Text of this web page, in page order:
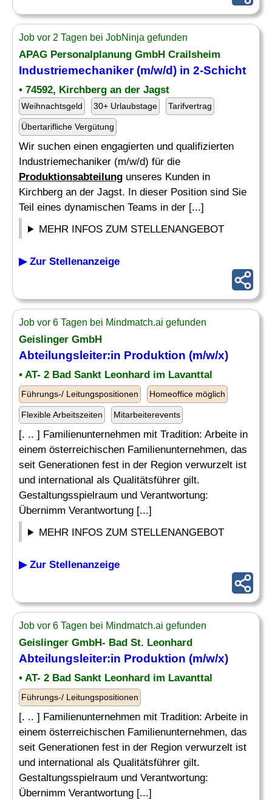
Job vor 2 Tagen bei JobNinja gefunden
APAG Personalplanung GmbH Crailsheim
Industriemechaniker (m/w/d) in 2-Schicht
• 74592, Kirchberg an der Jagst
Weihnachtsgeld 30+ Urlaubstage Tarifvertrag
Übertarifliche Vergütung
Wir suchen einen engagierten und qualifizierten
Industriemechaniker (m/w/d) für die
Produktionsabteilung unseres Kunden in
Kirchberg an der Jagst. In dieser Position sind Sie
Teil eines dynamischen Teams in der [...]
MEHR INFOS ZUM STELLENANGEBOT
▶ Zur Stellenanzeige
Job vor 6 Tagen bei Mindmatch.ai gefunden
Geislinger GmbH
Abteilungsleiter:in Produktion (m/w/x)
• AT- 2 Bad Sankt Leonhard im Lavanttal
Führungs-/ Leitungspositionen Homeoffice möglich
Flexible Arbeitszeiten Mitarbeiterevents
[. .. ] Familienunternehmen mit Tradition: Arbeite in
einem österreichischen Familienunternehmen, das
seit Generationen fest in der Region verwurzelt ist
und international als Qualitätsführer gilt.
Gestaltungsspielraum und Verantwortung:
Übernimm Verantwortung [...]
MEHR INFOS ZUM STELLENANGEBOT
▶ Zur Stellenanzeige
Job vor 6 Tagen bei Mindmatch.ai gefunden
Geislinger GmbH- Bad St. Leonhard
Abteilungsleiter:in Produktion (m/w/x)
• AT- 2 Bad Sankt Leonhard im Lavanttal
Führungs-/ Leitungspositionen
[. .. ] Familienunternehmen mit Tradition: Arbeite in
einem österreichischen Familienunternehmen, das
seit Generationen fest in der Region verwurzelt ist
und international als Qualitätsführer gilt.
Gestaltungsspielraum und Verantwortung:
Übernimm Verantwortung [...]